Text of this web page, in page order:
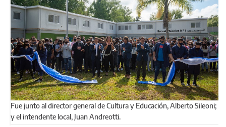
Fue junto al director general de Cultura y Educación, Alberto Sileoni;
y el intendente local, Juan Andreotti.